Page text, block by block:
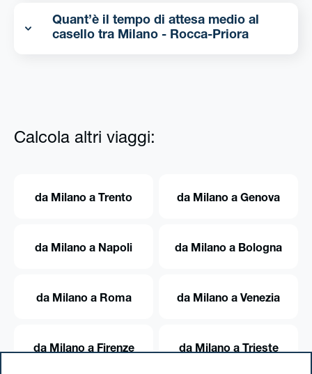
Quant’è il tempo di attesa medio al
casello tra Milano - Rocca-Priora
Calcola altri viaggi:
da Milano a Trento da Milano a Genova
da Milano a Napoli da Milano a Bologna
da Milano a Roma da Milano a Venezia
da Milano a Firenze da Milano a Trieste